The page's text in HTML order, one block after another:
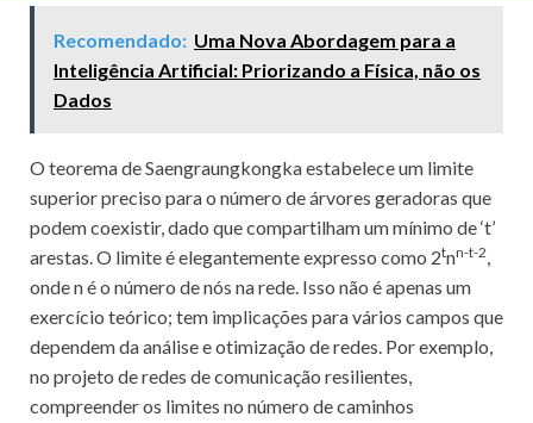
Recomendado: Uma Nova Abordagem para a
Inteligência Artificial: Priorizando a Física, não os
Dados
O teorema de Saengraungkongka estabelece um limite
superior preciso para o número de árvores geradoras que
podem coexistir, dado que compartilham um mínimo de ‘t’
arestas. O limite é elegantemente expresso como 2tnn-t-2,
onde n é o número de nós na rede. Isso não é apenas um
exercício teórico; tem implicações para vários campos que
dependem da análise e otimização de redes. Por exemplo,
no projeto de redes de comunicação resilientes,
compreender os limites no número de caminhos